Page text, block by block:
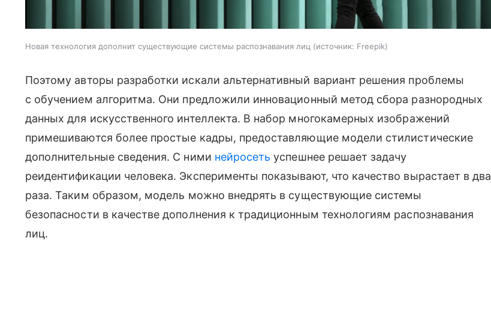
Новая технология дополнит существующие системы распознавания лиц источник: Freepik
Поэтому авторы разработки искали альтернативный вариант решения проблемы
с обучением алгоритма. Они предложили инновационный метод сбора разнородных
данных для искусственного интеллекта. В набор многокамерных изображений
примешиваются более простые кадры, предоставляющие модели стилистические
дополнительные сведения. С ними нейросеть успешнее решает задачу
реидентификации человека. Эксперименты показывают, что качество вырастает в два
раза. Таким образом, модель можно внедрять в существующие системы
безопасности в качестве дополнения к традиционным технологиям распознавания
лиц.